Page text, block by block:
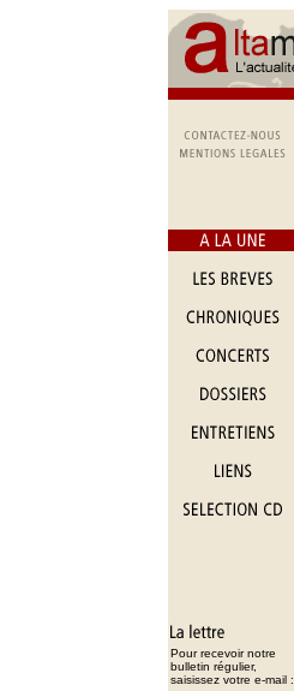
Pour recevoir notre
bulletin régulier,
saisissez votre e-mail :